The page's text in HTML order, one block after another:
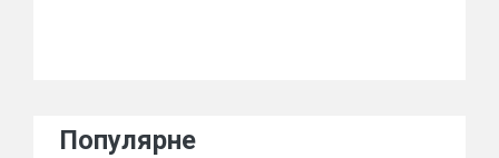
Популярне